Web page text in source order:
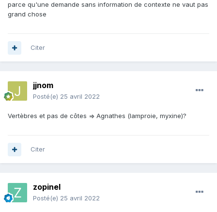
parce qu'une demande sans information de contexte ne vaut pas
grand chose
Citer
jjnom
Posté(e) 25 avril 2022
Vertèbres et pas de côtes => Agnathes (lamproie, myxine)?
Citer
zopinel
Posté(e) 25 avril 2022